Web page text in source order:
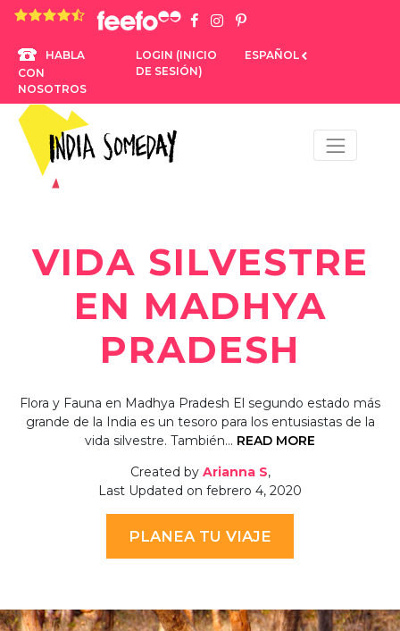
4,8 rating based on 1.234 ratings
HABLA
CON
NOSOTROS
LOGIN (INICIO
DE SESIÓN)
ESPAÑOL
VIDA SILVESTRE
EN MADHYA
PRADESH
Flora y Fauna en Madhya Pradesh El segundo estado más
grande de la India es un tesoro para los entusiastas de la
vida silvestre. También… READ MORE
Created by Arianna S,
Last Updated on febrero 4, 2020
PLANEA TU VIAJE